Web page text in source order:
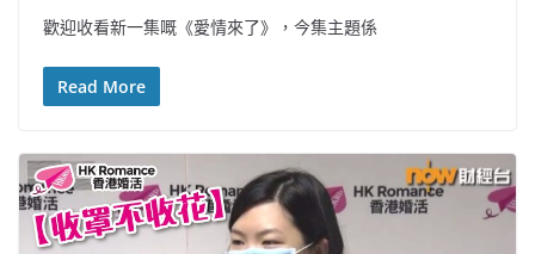
歡迎收看新一集嘅《愛情來了》，今集主題係
Read More